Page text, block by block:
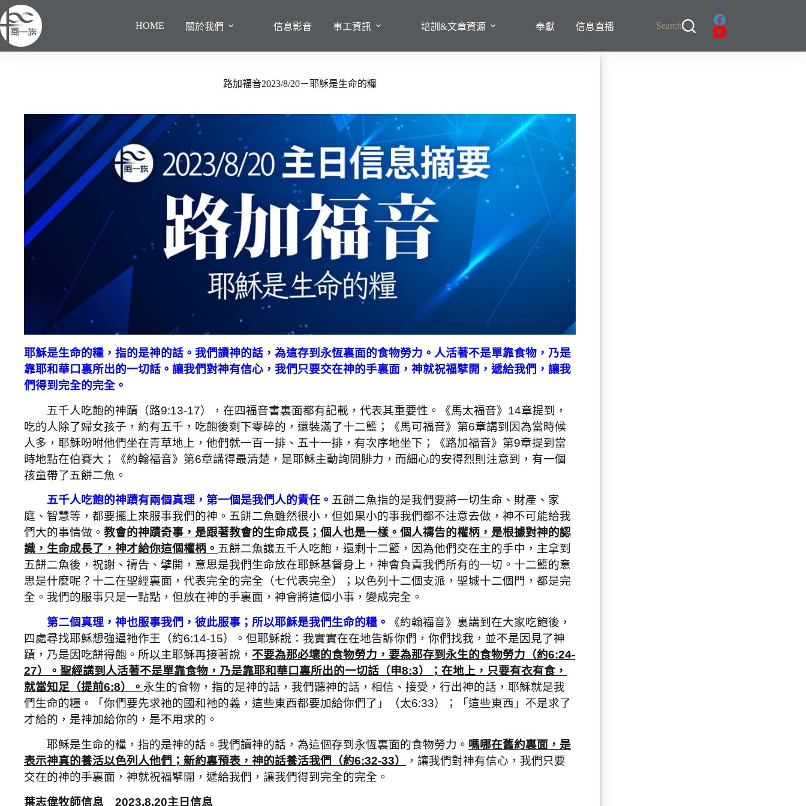
至
主
要
HOME 關於我們 信息影音 事工資訊 培訓&文章資源 奉獻 信息直播 Search
路加福音2023/8/20－耶穌是生命的糧
耶穌是生命的糧，指的是神的話。我們讀神的話，為這存到永恆裏面的食物勞力。人活著不是單靠食物，乃是
靠耶和華口裏所出的一切話。讓我們對神有信心，我們只要交在神的手裏面，神就祝福擘開，遞給我們，讓我
們得到完全的完全。
五千人吃飽的神蹟（路9:13-17），在四福音書裏面都有記載，代表其重要性。《馬太福音》14章提到，
吃的人除了婦女孩子，約有五千，吃飽後剩下零碎的，還裝滿了十二籃；《馬可福音》第6章講到因為當時候
人多，耶穌吩咐他們坐在青草地上，他們就一百一排、五十一排，有次序地坐下；《路加福音》第9章提到當
時地點在伯賽大；《約翰福音》第6章講得最清楚，是耶穌主動詢問腓力，而細心的安得烈則注意到，有一個
孩童帶了五餅二魚。
五千人吃飽的神蹟有兩個真理，第一個是我們人的責任。 五餅二魚指的是我們要將一切生命、財產、家
庭、智慧等，都要擺上來服事我們的神。五餅二魚雖然很小，但如果小的事我們都不注意去做，神不可能給我
們大的事情做。 教會的神蹟奇事，是跟著教會的生命成長；個人也是一樣。個人禱告的權柄，是根據對神的認
識，生命成長了，神才給你這個權柄。 五餅二魚讓五千人吃飽，還剩十二籃，因為他們交在主的手中，主拿到
五餅二魚後，祝謝、禱告、擘開，意思是我們生命放在耶穌基督身上，神會負責我們所有的一切。十二籃的意
思是什麼呢？十二在聖經裏面，代表完全的完全（七代表完全）；以色列十二個支派，聖城十二個門，都是完
全。我們的服事只是一點點，但放在神的手裏面，神會將這個小事，變成完全。
第二個真理，神也服事我們，彼此服事；所以耶穌是我們生命的糧。
《約翰福音》裏講到在大家吃飽後，
四處尋找耶穌想強逼祂作王（約6:14-15）。但耶穌說：我實實在在地告訴你們，你們找我，並不是因見了神
蹟，乃是因吃餅得飽。所以主耶穌再接著說， 不要為那必壞的食物勞力，要為那存到永生的食物勞力（約6:24-
27）。聖經講到人活著不是單靠食物，乃是靠耶和華口裏所出的一切話（申8:3）；在地上，只要有衣有食，
就當知足（提前6:8）。 永生的食物，指的是神的話，我們聽神的話，相信、接受，行出神的話，耶穌就是我
們生命的糧。「你們要先求祂的國和祂的義，這些東西都要加給你們了」（太6:33）；「這些東西」不是求了
才給的，是神加給你的，是不用求的。
耶穌是生命的糧，指的是神的話。我們讀神的話，為這個存到永恆裏面的食物勞力。 嗎哪在舊約裏面，是
表示神真的養活以色列人他們；新約裏預表，神的話養活我們（約6:32-33）
，讓我們對神有信心，我們只要
交在的神的手裏面，神就祝福擘開，遞給我們，讓我們得到完全的完全。
葉志偉牧師信息 2023.8.20主日信息